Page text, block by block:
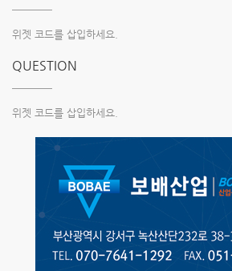
위젯 코드를 삽입하세요.
QUESTION
위젯 코드를 삽입하세요.